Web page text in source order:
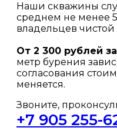
Наши скважины
среднем не менее
владельцев
От 2 300 рублей
метр бурения
согласования
меняется.
Звоните,
+7 905 255-